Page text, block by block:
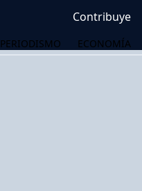
Contribuye
PERIODISMO ECONOMÍA